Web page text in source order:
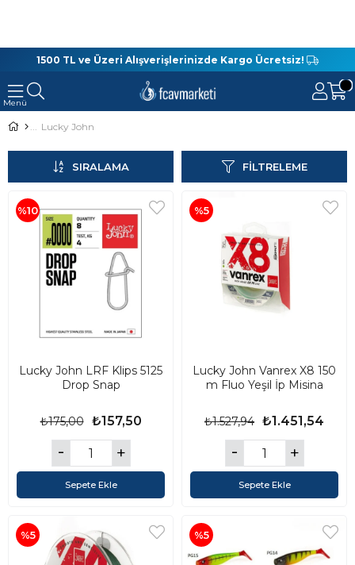
1500 TL ve Üzeri Alışverişlerinizde Kargo Ücretsiz!
Lucky John
FILTRELEME
SIRALAMA
Lucky John LRF Klips 5125
Drop Snap
₺157,50
₺175,00
Sepete Ekle
%10
Lucky John Vanrex X8 150
m Fluo Yeşil İp Misina
₺1.451,54
₺1.527,94
Sepete Ekle
%5
%5 %5